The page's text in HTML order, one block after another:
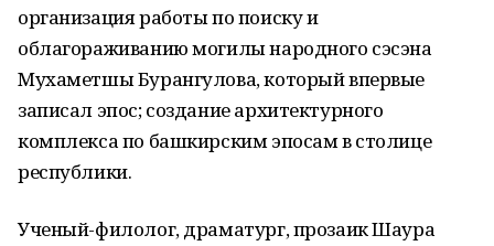
организация работы по поиску и
облагораживанию могилы народного сэсэна
Мухаметшы Бурангулова, который впервые
записал эпос; создание архитектурного
комплекса по башкирским эпосам в столице
республики.
Ученый-филолог, драматург, прозаик Шаура